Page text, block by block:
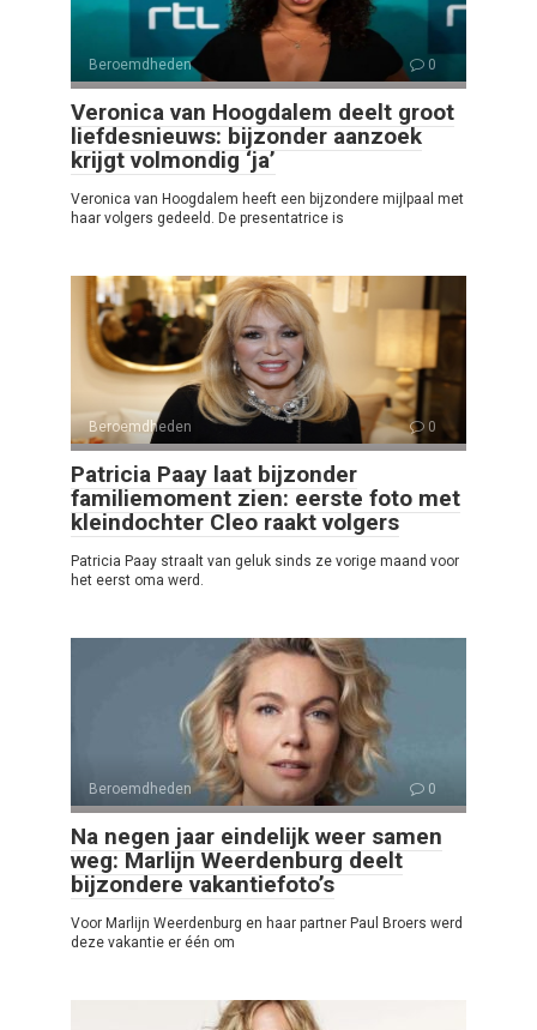
Beroemdheden 0
Veronica van Hoogdalem deelt groot
liefdesnieuws: bijzonder aanzoek
krijgt volmondig ‘ja’
Veronica van Hoogdalem heeft een bijzondere mijlpaal met
haar volgers gedeeld. De presentatrice is
Beroemdheden 0
Patricia Paay laat bijzonder
familiemoment zien: eerste foto met
kleindochter Cleo raakt volgers
Patricia Paay straalt van geluk sinds ze vorige maand voor
het eerst oma werd.
Beroemdheden 0
Na negen jaar eindelijk weer samen
weg: Marlijn Weerdenburg deelt
bijzondere vakantiefoto’s
Voor Marlijn Weerdenburg en haar partner Paul Broers werd
deze vakantie er één om